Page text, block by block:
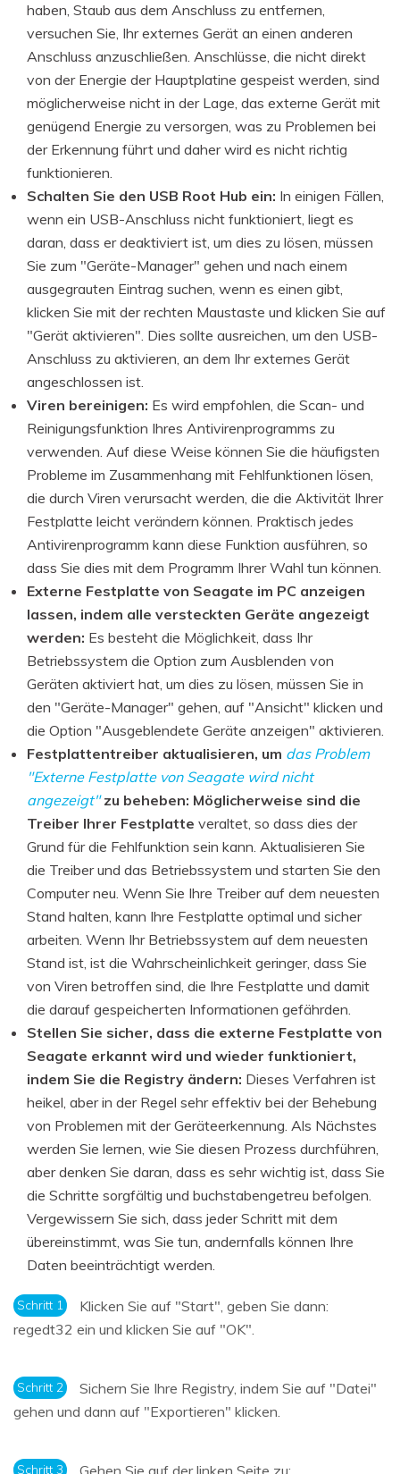
haben, Staub aus dem Anschluss zu entfernen,
versuchen Sie, Ihr externes Gerät an einen anderen
Anschluss anzuschließen. Anschlüsse, die nicht direkt
von der Energie der Hauptplatine gespeist werden, sind
möglicherweise nicht in der Lage, das externe Gerät mit
genügend Energie zu versorgen, was zu Problemen bei
der Erkennung führt und daher wird es nicht richtig
funktionieren.
Schalten Sie den USB Root Hub ein: In einigen Fällen,
wenn ein USB-Anschluss nicht funktioniert, liegt es
daran, dass er deaktiviert ist, um dies zu lösen, müssen
Sie zum "Geräte-Manager" gehen und nach einem
ausgegrauten Eintrag suchen, wenn es einen gibt,
klicken Sie mit der rechten Maustaste und klicken Sie auf
"Gerät aktivieren". Dies sollte ausreichen, um den USB-
Anschluss zu aktivieren, an dem Ihr externes Gerät
angeschlossen ist.
Viren bereinigen: Es wird empfohlen, die Scan- und
Reinigungsfunktion Ihres Antivirenprogramms zu
verwenden. Auf diese Weise können Sie die häufigsten
Probleme im Zusammenhang mit Fehlfunktionen lösen,
die durch Viren verursacht werden, die die Aktivität Ihrer
Festplatte leicht verändern können. Praktisch jedes
Antivirenprogramm kann diese Funktion ausführen, so
dass Sie dies mit dem Programm Ihrer Wahl tun können.
Externe Festplatte von Seagate im PC anzeigen
lassen, indem alle versteckten Geräte angezeigt
werden: Es besteht die Möglichkeit, dass Ihr
Betriebssystem die Option zum Ausblenden von
Geräten aktiviert hat, um dies zu lösen, müssen Sie in
den "Geräte-Manager" gehen, auf "Ansicht" klicken und
die Option "Ausgeblendete Geräte anzeigen" aktivieren.
Festplattentreiber aktualisieren, um das Problem
"Externe Festplatte von Seagate wird nicht
angezeigt"zu beheben: Möglicherweise sind die
Treiber Ihrer Festplatte veraltet, so dass dies der
Grund für die Fehlfunktion sein kann. Aktualisieren Sie
die Treiber und das Betriebssystem und starten Sie den
Computer neu. Wenn Sie Ihre Treiber auf dem neuesten
Stand halten, kann Ihre Festplatte optimal und sicher
arbeiten. Wenn Ihr Betriebssystem auf dem neuesten
Stand ist, ist die Wahrscheinlichkeit geringer, dass Sie
von Viren betroffen sind, die Ihre Festplatte und damit
die darauf gespeicherten Informationen gefährden.
Stellen Sie sicher, dass die externe Festplatte von
Seagate erkannt wird und wieder funktioniert,
indem Sie die Registry ändern: Dieses Verfahren ist
heikel, aber in der Regel sehr effektiv bei der Behebung
von Problemen mit der Geräteerkennung. Als Nächstes
werden Sie lernen, wie Sie diesen Prozess durchführen,
aber denken Sie daran, dass es sehr wichtig ist, dass Sie
die Schritte sorgfältig und buchstabengetreu befolgen.
Vergewissern Sie sich, dass jeder Schritt mit dem
übereinstimmt, was Sie tun, andernfalls können Ihre
Daten beeinträchtigt werden.
Schritt 1
Klicken Sie auf "Start", geben Sie dann:
regedt32 ein und klicken Sie auf "OK".
Schritt 2
Sichern Sie Ihre Registry, indem Sie auf "Datei"
gehen und dann auf "Exportieren" klicken.
Schritt 3